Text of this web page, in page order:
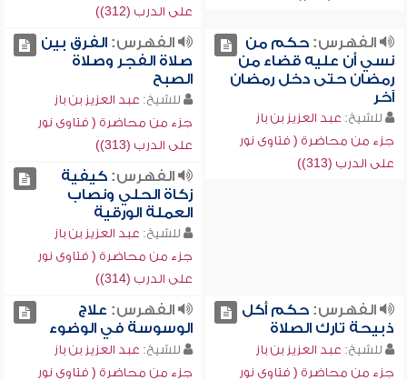
على الدرب (312))
الفهرس:حكم من
نسي أن عليه قضاء من
رمضان حتى دخل رمضان
آخر
للشيخ: عبد العزيز بن باز
جزء من محاضرة ( فتاوى نور
على الدرب (313))
الفهرس:الفرق بين
صلاة الفجر وصلاة
الصبح
للشيخ: عبد العزيز بن باز
جزء من محاضرة ( فتاوى نور
على الدرب (313))
الفهرس:كيفية
زكاة الحلي ونصاب
العملة الورقية
للشيخ: عبد العزيز بن باز
جزء من محاضرة ( فتاوى نور
على الدرب (314))
الفهرس:حكم أكل
ذبيحة تارك الصلاة
للشيخ: عبد العزيز بن باز
جزء من محاضرة ( فتاوى نور
الفهرس: علاج
الوسوسة في الوضوء
للشيخ: عبد العزيز بن باز
جزء من محاضرة ( فتاوى نور